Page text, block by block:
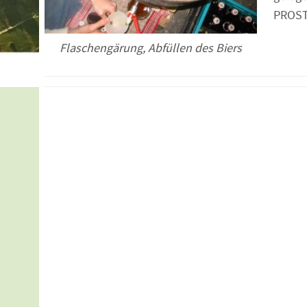
Flaschengärung, Abfüllen des Biers